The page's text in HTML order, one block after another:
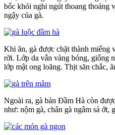
bốc khói nghi ngút thoang thoảng
ngậy của gà.
Khi ăn, gà được chặt thành miếng
rời. Lớp da vẫn vàng bóng, giống
lớp mật ong loãng. Thịt săn chắc,
Ngoài ra, gà bản Đầm Hà còn
như: nộm gà, chân gà ngâm sả ớt,